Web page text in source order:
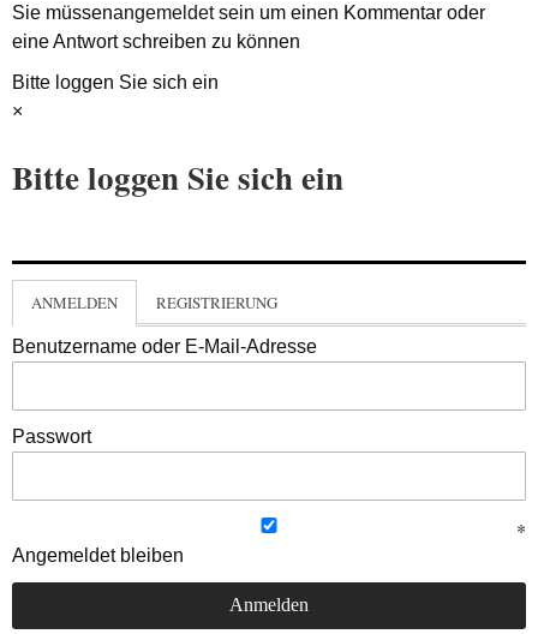
Sie müssenangemeldetsein um einen Kommentar oder
eine Antwort schreiben zu können
Bitte loggen Sie sich ein
×
Bitte loggen Sie sich ein
ANMELDEN REGISTRIERUNG
Benutzername oder E-Mail-Adresse
Passwort
Angemeldet bleiben